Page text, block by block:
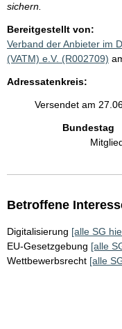
sichern.
Bereitgestellt von:
Verband der Anbieter im
(VATM) e.V. (R002709)
Adressatenkreis:
Versendet am
Bundestag
Betroffene
Digitalisierung [alle SG
EU-Gesetzgebung [alle
Wettbewerbsrecht [alle